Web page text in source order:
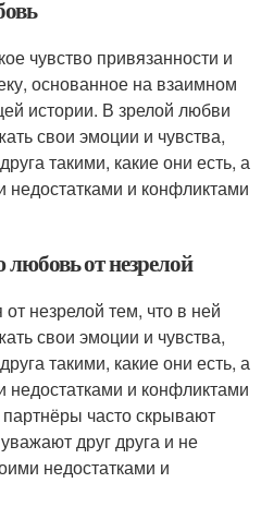
чувство привязанности и
основанное на взаимном
истории. В зрелой любви
свои эмоции и чувства,
такими, какие они есть, а
недостатками и конфликтами
от незрелой
незрелой тем, что в ней
свои эмоции и чувства,
такими, какие они есть, а
недостатками и конфликтами
часто скрывают
друг друга и не
недостатками и